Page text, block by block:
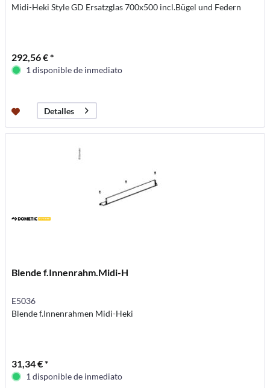
Midi-Heki Style GD Ersatzglas 700x500 incl.Bügel und Federn
292,56 € *
1 disponible de inmediato
Detalles
Blende f.Innenrahm.Midi-H
E5036
Blende f.Innenrahmen Midi-Heki
31,34 € *
1 disponible de inmediato